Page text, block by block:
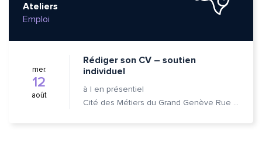
Ateliers
Emploi
mer.
12
août
Rédiger son CV – soutien
individuel
à | en présentiel
Cité des Métiers du Grand Genève Rue Prévost-Martin 6 1205 Genève